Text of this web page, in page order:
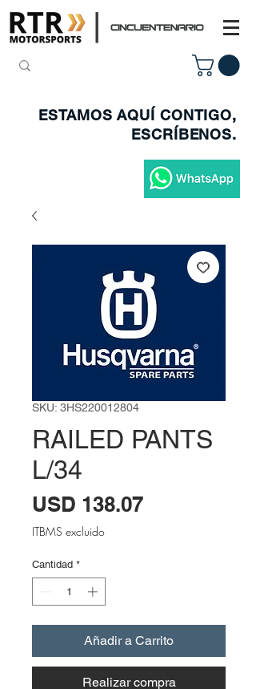
ESTAMOS AQUÍ CONTIGO,
ESCRÍBENOS.
SKU: 3HS220012804
RAILED PANTS
L/34
USD 138.07Precio
ITBMS excluido
Cantidad *
Añadir a Carrito
Realizar compra